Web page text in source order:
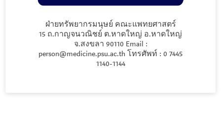
ฝ่ายทรัพยากรมนุษย์ คณะแพทยศาสตร์
15 ถ.กาญจนวณิชย์ ต.หาดใหญ่ อ.หาดใหญ่
จ.สงขลา 90110 Email :
person@medicine.psu.ac.th โทรศัพท์ : 0 7445
1140-1144